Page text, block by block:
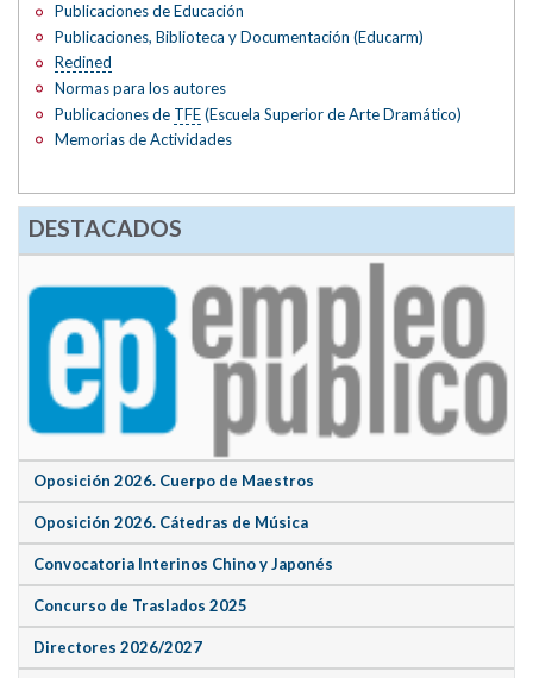
Publicaciones de Educación
Publicaciones, Biblioteca y Documentación (Educarm)
Redined
Normas para los autores
Publicaciones de TFE(Escuela Superior de Arte Dramático)
Memorias de Actividades
DESTACADOS
Oposición 2026. Cuerpo de Maestros
Oposición 2026. Cátedras de Música
Convocatoria Interinos Chino y Japonés
Concurso de Traslados 2025
Directores 2026/2027